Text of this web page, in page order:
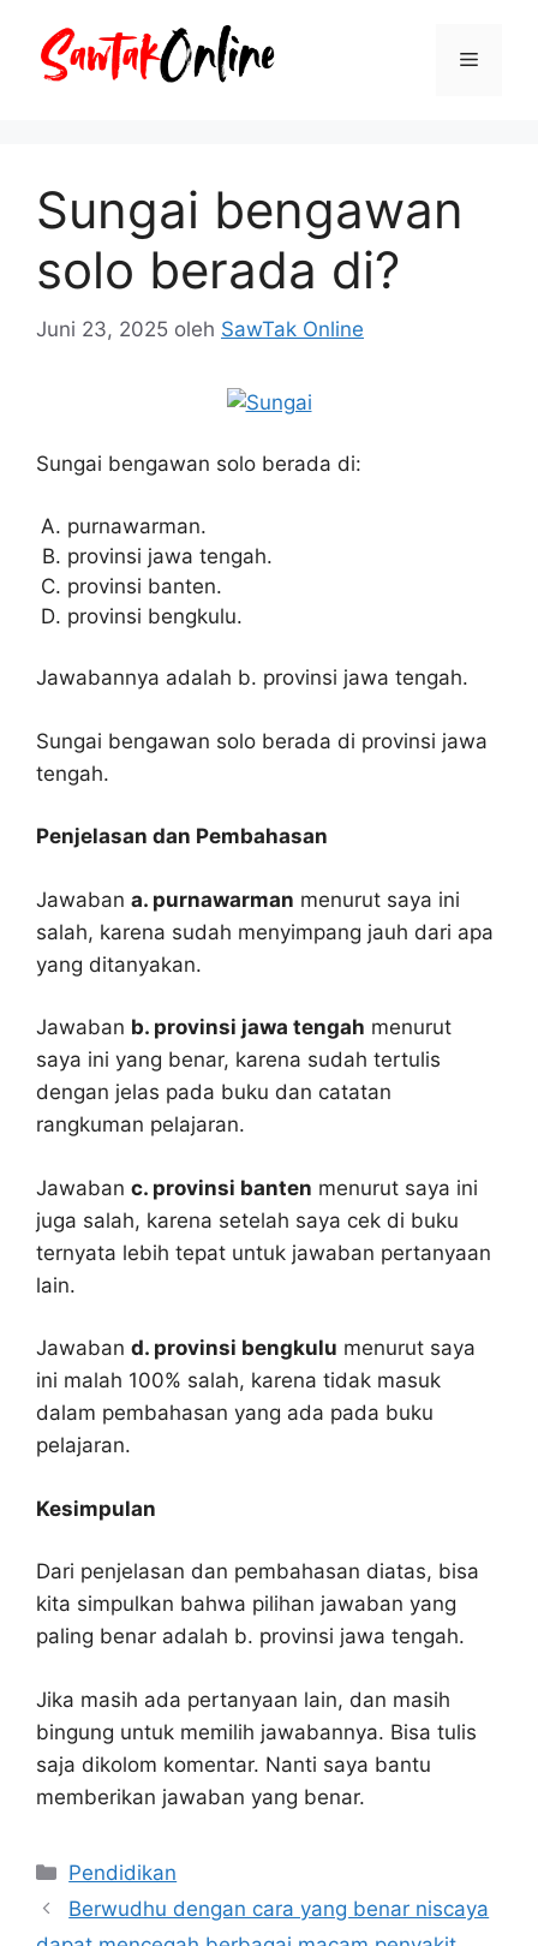
Menu
Sungai bengawan
solo berada di?
Juni 23, 2025 oleh SawTak Online
Sungai bengawan solo berada di:
purnawarman.
provinsi jawa tengah.
provinsi banten.
provinsi bengkulu.
Jawabannya adalah b. provinsi jawa tengah.
Sungai bengawan solo berada di provinsi jawa
tengah.
Penjelasan dan Pembahasan
Jawaban a. purnawarman menurut saya ini
salah, karena sudah menyimpang jauh dari apa
yang ditanyakan.
Jawaban b. provinsi jawa tengah menurut
saya ini yang benar, karena sudah tertulis
dengan jelas pada buku dan catatan
rangkuman pelajaran.
Jawaban c. provinsi banten menurut saya ini
juga salah, karena setelah saya cek di buku
ternyata lebih tepat untuk jawaban pertanyaan
lain.
Jawaban d. provinsi bengkulu menurut saya
ini malah 100% salah, karena tidak masuk
dalam pembahasan yang ada pada buku
pelajaran.
Kesimpulan
Dari penjelasan dan pembahasan diatas, bisa
kita simpulkan bahwa pilihan jawaban yang
paling benar adalah b. provinsi jawa tengah.
Jika masih ada pertanyaan lain, dan masih
bingung untuk memilih jawabannya. Bisa tulis
saja dikolom komentar. Nanti saya bantu
memberikan jawaban yang benar.
Kategori
Pendidikan
Berwudhu dengan cara yang benar niscaya